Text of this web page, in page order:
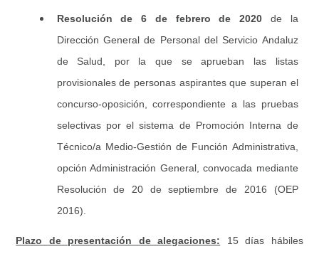
Resolución de 6 de febrero de 2020 de la
Dirección General de Personal del Servicio Andaluz
de Salud, por la que se aprueban las listas
provisionales de personas aspirantes que superan el
concurso-oposición, correspondiente a las pruebas
selectivas por el sistema de Promoción Interna de
Técnico/a Medio-Gestión de Función Administrativa,
opción Administración General, convocada mediante
Resolución de 20 de septiembre de 2016 (OEP
2016).
Plazo de presentación de alegaciones: 15 días hábiles